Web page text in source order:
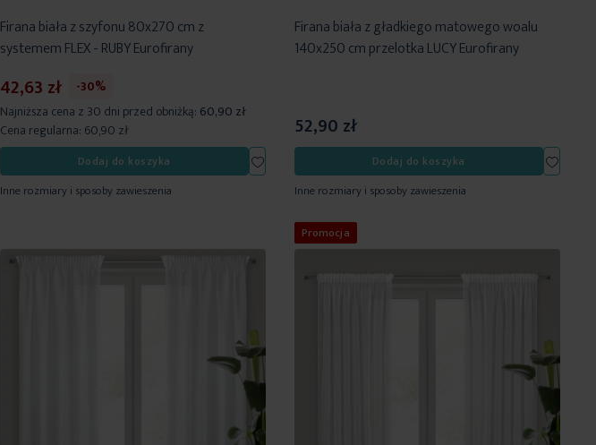
Firana biała z szyfonu 80x270 cm z
systemem FLEX - RUBY Eurofirany
42,63 zł
-30%
Najniższa cena z 30 dni przed obniżką: 60,90 zł
Cena regularna: 60,90 zł
Dodaj do koszyka
Dodaj
do
Inne rozmiary i sposoby zawieszenia
Firana biała z gładkiego matowego woalu
140x250 cm przelotka LUCY Eurofirany
52,90 zł
Dodaj do koszyka
Dodaj
do
Inne rozmiary i sposoby zawieszenia
Promocja